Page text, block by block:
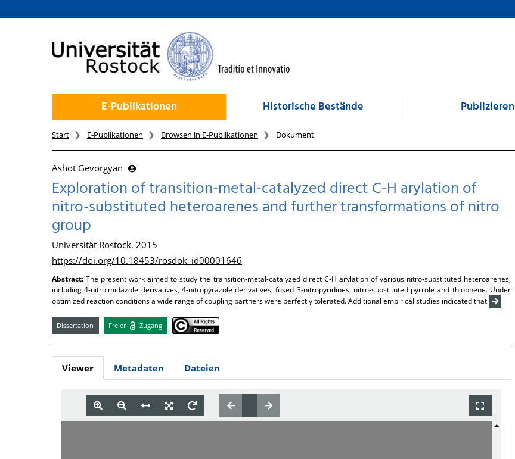
zum Inhalt
E-Publikationen Historische Bestände Publizieren
Start E-Publikationen Browsen in E-Publikationen Dokument
Ashot Gevorgyan
Exploration of transition-metal-catalyzed direct C-H arylation of
nitro-substituted heteroarenes and further transformations of nitro
group
Universität Rostock, 2015
https://doi.org/10.18453/rosdok_id00001646
Abstract:The present work aimed to study the transition-metal-catalyzed direct C-H arylation of various nitro-substituted heteroarenes,
including 4-nitroimidazole derivatives, 4-nitropyrazole derivatives, fused 3-nitropyridines, nitro-substituted pyrrole and thiophene. Under
optimized reaction conditions a wide range of coupling partners were perfectly tolerated. Additional empirical studies indicated that
Dissertation Freier Zugang
Viewer Metadaten Dateien